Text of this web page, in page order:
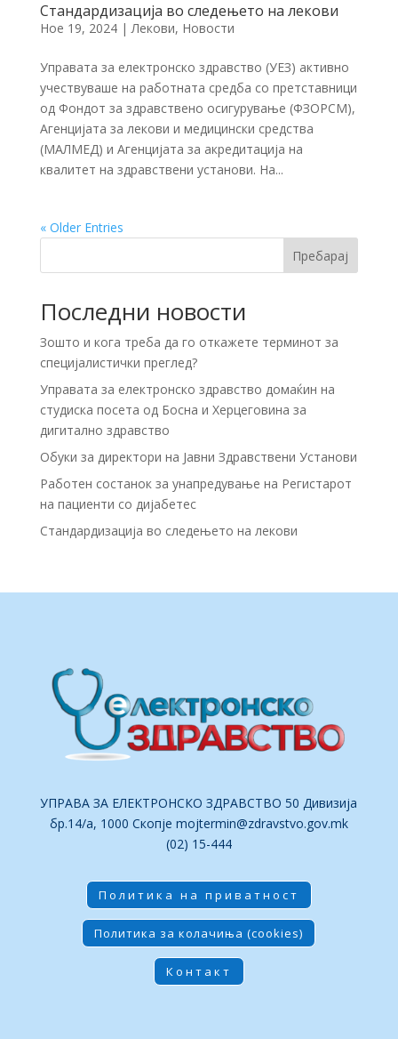
Стандардизација во следењето на лекови
Ное 19, 2024|Лекови, Новости
Управата за електронско здравство (УЕЗ) активно
учествуваше на работната средба со претставници
од Фондот за здравствено осигурување (ФЗОРСМ),
Агенцијата за лекови и медицински средства
(МАЛМЕД) и Агенцијата за акредитација на
квалитет на здравствени установи. На...
« Older Entries
Пребарај
Последни новости
Зошто и кога треба да го откажете терминот за
специјалистички преглед?
Управата за електронско здравство домаќин на
студиска посета од Босна и Херцеговина за
дигитално здравство
Обуки за директори на Јавни Здравствени Установи
Работен состанок за унапредување на Регистарот
на пациенти со дијабетес
Стандардизација во следењето на лекови
УПРАВА ЗА ЕЛЕКТРОНСКО ЗДРАВСТВО 50 Дивизија
бр.14/а, 1000 Скопје mojtermin@zdravstvo.gov.mk
(02) 15-444
Политика на приватност
Политика за колачиња (cookies)
Контакт